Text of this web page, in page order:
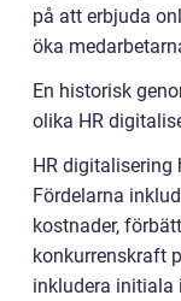
på att erbjuda
öka
En historisk
olika HR
HR digitalisering
Fördelarna
kostnader,
konkurrenskraft
inkludera initiala